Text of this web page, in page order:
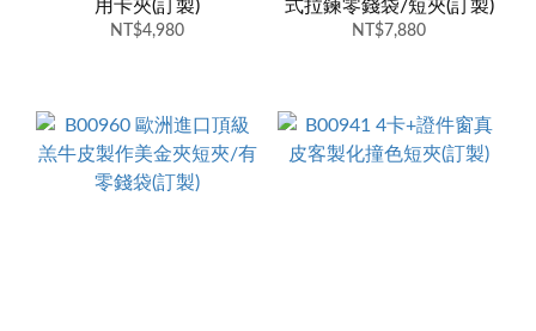
用卡夾(訂製)
NT$4,980
式拉鍊零錢袋/短夾(訂製)
NT$7,880